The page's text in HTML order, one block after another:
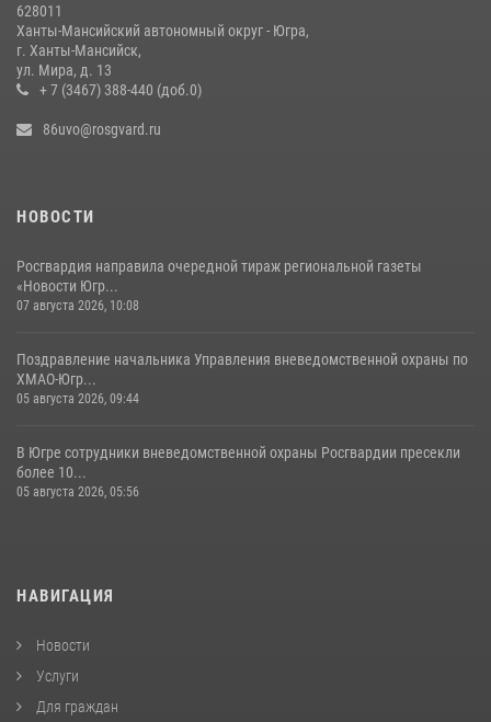
За минувшую неделю сотрудники Росгвардии пресекли более 100
преступлений и правонарушений в Югре
27 июля 2026, 11:42
628011
Ханты-Мансийский автономный округ - Югра,
г. Ханты-Мансийск,
ул. Мира, д. 13
+ 7 (3467) 388-440 (доб.0)
86uvo@rosgvard.ru
НОВОСТИ
Росгвардия направила очередной тираж региональной газеты
«Новости Югр...
07 августа 2026, 10:08
Поздравление начальника Управления вневедомственной охраны по
ХМАО-Югр...
05 августа 2026, 09:44
В Югре сотрудники вневедомственной охраны Росгвардии пресекли
более 10...
05 августа 2026, 05:56
НАВИГАЦИЯ
Новости
Услуги
Для граждан